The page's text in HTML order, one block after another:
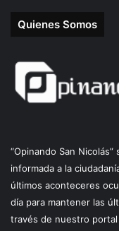
Quienes Somos
“Opinando San
informada a la
últimos aconteceres
día para mantener las
través de nuestro portal